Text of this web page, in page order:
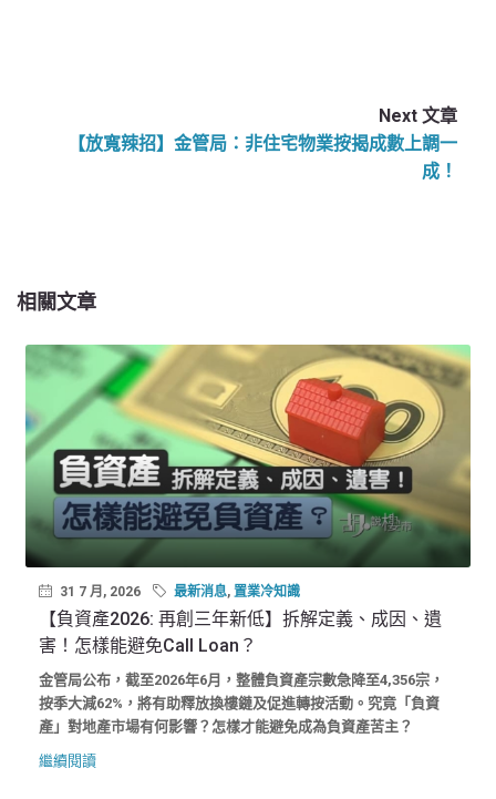
Next 文章
【放寬辣招】金管局：非住宅物業按揭成數上調一
成！
相關文章
31 7 月, 2026 最新消息, 置業冷知識
【負資產2026: 再創三年新低】拆解定義、成因、遺
害！怎樣能避免Call Loan？
金管局公布，截至2026年6月，整體負資產宗數急降至4,356宗，
按季大減62%，將有助釋放換樓鏈及促進轉按活動。究竟「負資
產」對地產市場有何影響？怎樣才能避免成為負資產苦主？
繼續閱讀